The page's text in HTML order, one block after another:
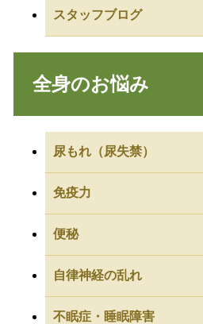
スタッフブログ
全身のお悩み
尿もれ（尿失禁）
免疫力
便秘
自律神経の乱れ
不眠症・睡眠障害